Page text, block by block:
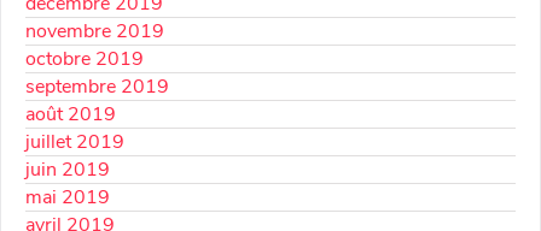
novembre 2019
octobre 2019
septembre 2019
août 2019
juillet 2019
juin 2019
mai 2019
avril 2019